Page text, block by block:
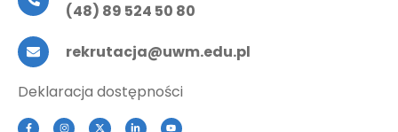
(48) 89 524 50 80
rekrutacja@uwm.edu.pl
Deklaracja dostępności